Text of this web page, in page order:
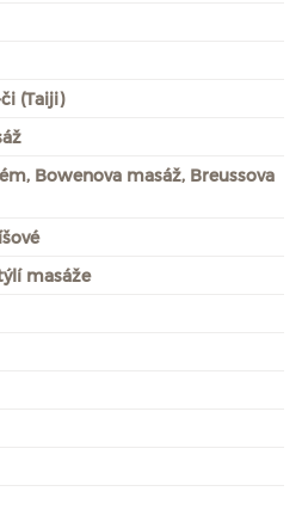
(Taiji)
Bowenova masáž, Breussova
masáže